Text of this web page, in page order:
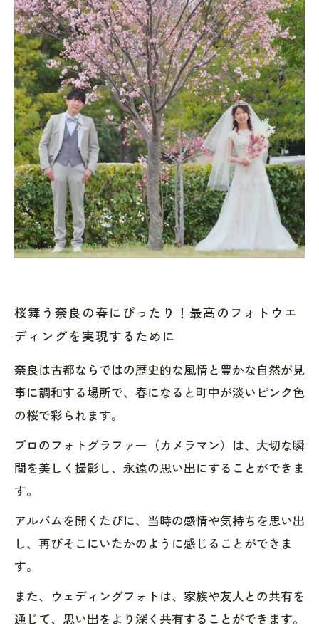
桜舞う奈良の春にぴったり！最高のフォトウエ
ディングを実現するために
奈良は古都ならではの歴史的な風情と豊かな自然が見
事に調和する場所で、春になると町中が淡いピンク色
の桜で彩られます。
プロのフォトグラファー（カメラマン）は、大切な瞬
間を美しく撮影し、永遠の思い出にすることができま
す。
アルバムを開くたびに、当時の感情や気持ちを思い出
し、再びそこにいたかのように感じることができま
す。
また、ウェディングフォトは、家族や友人との共有を
通じて、思い出をより深く共有することができます。